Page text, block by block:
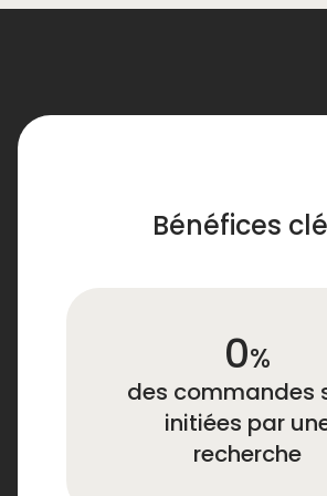
Bénéfices
47
%
des commandes
initiées par
recherche